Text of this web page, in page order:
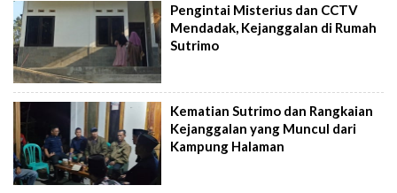
Pengintai Misterius dan CCTV
Mendadak, Kejanggalan di Rumah
Sutrimo
Kematian Sutrimo dan Rangkaian
Kejanggalan yang Muncul dari
Kampung Halaman